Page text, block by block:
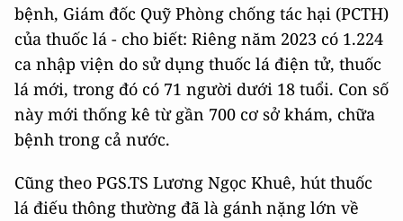
bệnh, Giám đốc Quỹ Phòng chống tác hại (PCTH)
của thuốc lá - cho biết: Riêng năm 2023 có 1.224
ca nhập viện do sử dụng thuốc lá điện tử, thuốc
lá mới, trong đó có 71 người dưới 18 tuổi. Con số
này mới thống kê từ gần 700 cơ sở khám, chữa
bệnh trong cả nước.
Cũng theo PGS.TS Lương Ngọc Khuê, hút thuốc
lá điếu thông thường đã là gánh nặng lớn về